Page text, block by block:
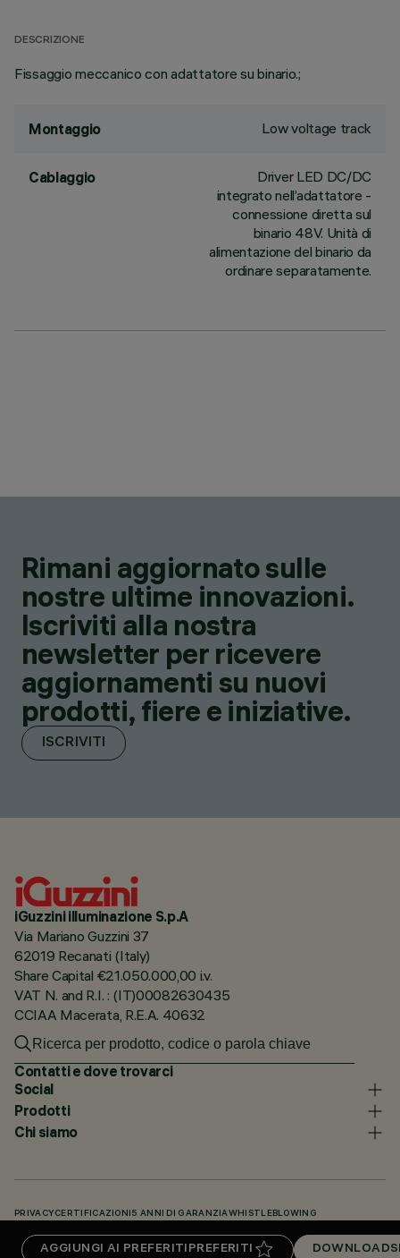
AGGIUNGI AI PREFERITI PREFERITI DOWNLOADS
DESCRIZIONE
Fissaggio meccanico con adattatore su binario.;
Montaggio Low voltage track
Cablaggio
Driver LED DC/DC
integrato nell’adattatore -
connessione diretta sul
binario 48V. Unità di
alimentazione del binario da
ordinare separatamente.
Rimani aggiornato sulle
nostre ultime innovazioni.
Iscriviti alla nostra
newsletter per ricevere
aggiornamenti su nuovi
prodotti, fiere e iniziative.
ISCRIVITI
iGuzzini illuminazione S.p.A
Via Mariano Guzzini 37
62019 Recanati (Italy)
Share Capital €21.050.000,00 i.v.
VAT N. and R.I. : (IT)00082630435
CCIAA Macerata, R.E.A. 40632
Contatti e dove trovarci
Social
Prodotti
Chi siamo
PRIVACY CERTIFICAZIONI 5 ANNI DI GARANZIAWHISTLEBLOWING
KNOWLEDGE BASE (LOGIN NECESSARIO)DOWNLOADS